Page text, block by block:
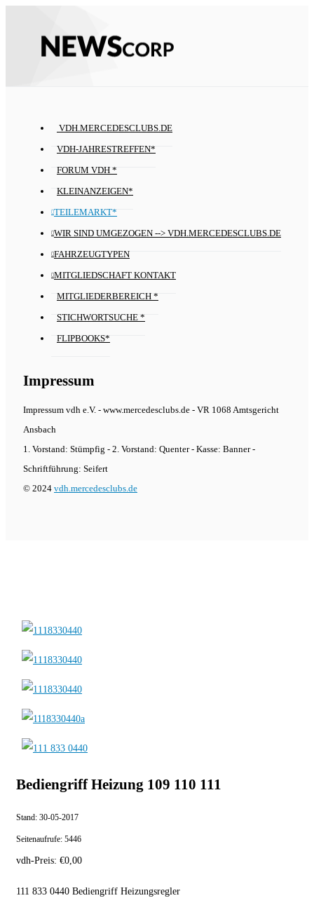
VDH.MERCEDESCLUBS.DE
VDH-JAHRESTREFFEN*
FORUM VDH *
KLEINANZEIGEN*
TEILEMARKT*
WIR SIND UMGEZOGEN --> VDH.MERCEDESCLUBS.DE
FAHRZEUGTYPEN
MITGLIEDSCHAFT KONTAKT
MITGLIEDERBEREICH *
STICHWORTSUCHE *
FLIPBOOKS*
Impressum
Impressum vdh e.V. - www.mercedesclubs.de - VR 1068 Amtsgericht
Ansbach
1. Vorstand: Stümpfig - 2. Vorstand: Quenter - Kasse: Banner -
Schriftführung: Seifert
© 2024 vdh.mercedesclubs.de
Bediengriff Heizung 109 110 111
Stand: 30-05-2017
Seitenaufrufe: 5446
vdh-Preis: €0,00
111 833 0440 Bediengriff Heizungsregler